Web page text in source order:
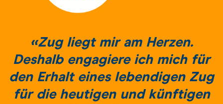
«Zug liegt mir am Herzen.
Deshalb engagiere ich mich für
den Erhalt eines lebendigen Zug
für die heutigen und künftigen